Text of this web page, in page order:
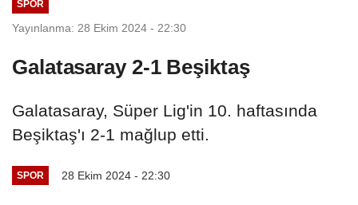
SPOR
Yayınlanma: 28 Ekim 2024 - 22:30
Galatasaray 2-1 Beşiktaş
Galatasaray, Süper Lig'in 10. haftasında
Beşiktaş'ı 2-1 mağlup etti.
SPOR 28 Ekim 2024 - 22:30